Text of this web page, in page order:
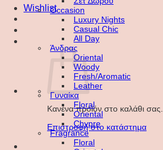
Wishlist
Κανένα προϊόν στο καλάθι σας.
Επιστροφή στο κατάστημα
Occasion
Luxury Nights
Casual Chic
All Day
Άνδρας
Oriental
Woody
Fresh/Aromatic
Leather
Γυναίκα
Floral
Oriental
Chypre
Fragrance
Floral